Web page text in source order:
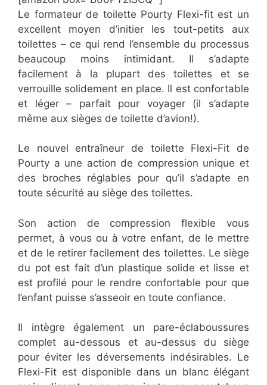
Le formateur de toilette Pourty Flexi-fit est un
excellent moyen d’initier les tout-petits aux
toilettes – ce qui rend l’ensemble du processus
beaucoup moins intimidant. Il s’adapte
facilement à la plupart des toilettes et se
verrouille solidement en place. Il est confortable
et léger – parfait pour voyager (il s’adapte
même aux sièges de toilette d’avion!).
Le nouvel entraîneur de toilette Flexi-Fit de
Pourty a une action de compression unique et
des broches réglables pour qu’il s’adapte en
toute sécurité au siège des toilettes.
​Son action de compression flexible vous
permet, à vous ou à votre enfant, de le mettre
et de le retirer facilement des toilettes. Le siège
du pot est fait d’un plastique solide et lisse et
est profilé pour le rendre confortable pour que
l’enfant puisse s’asseoir en toute confiance.
Il intègre également un pare-éclaboussures
complet au-dessous et au-dessus du siège
pour éviter les déversements indésirables. Le
Flexi-Fit est disponible dans un blanc élégant